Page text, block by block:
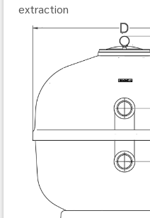
extraction